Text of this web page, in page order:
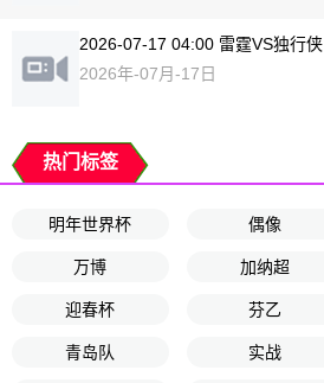
2026-07-17 04:00 雷霆VS独行侠
2026年-07月-17日
热门标签
明年世界杯 偶像
万博 加纳超
迎春杯 芬乙
青岛队 实战